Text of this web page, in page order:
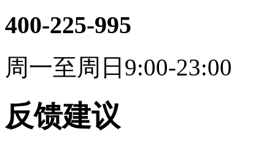
400-225-995
周一至周日9:00-23:00
反馈建议